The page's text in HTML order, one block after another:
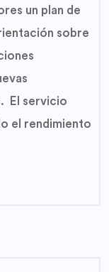
un plan de
sobre
El servicio
el rendimiento